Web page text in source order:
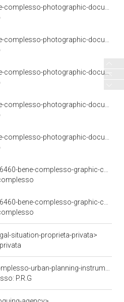
situation-proprieta-privata>
P.R.G